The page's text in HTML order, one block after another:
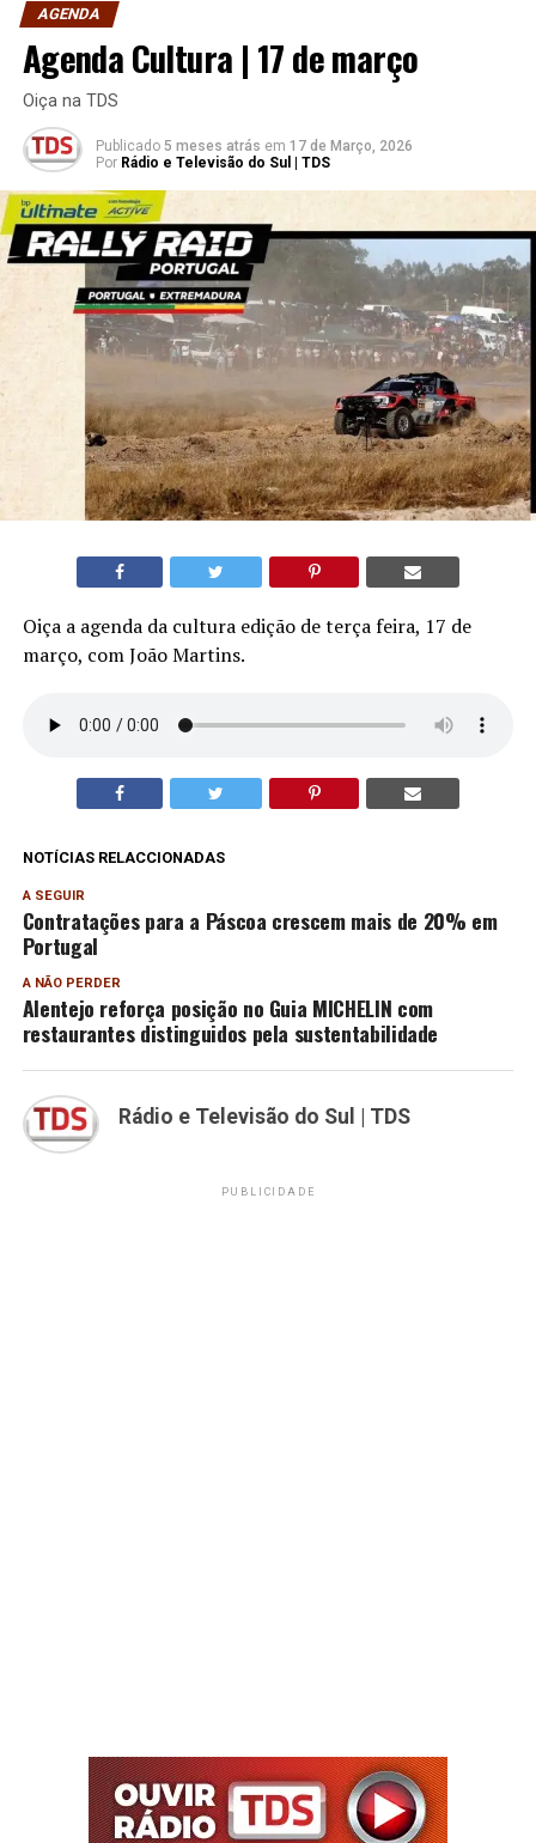
AGENDA
Agenda Cultura | 17 de março
Oiça na TDS
Publicado 5 meses atrás em 17 de Março, 2026
Por Rádio e Televisão do Sul | TDS
Oiça a agenda da cultura edição de terça feira, 17 de
março, com João Martins.
NOTÍCIAS RELACCIONADAS
A SEGUIR
Contratações para a Páscoa crescem mais de 20% em
Portugal
A NÃO PERDER
Alentejo reforça posição no Guia MICHELIN com
restaurantes distinguidos pela sustentabilidade
Rádio e Televisão do Sul | TDS
PUBLICIDADE